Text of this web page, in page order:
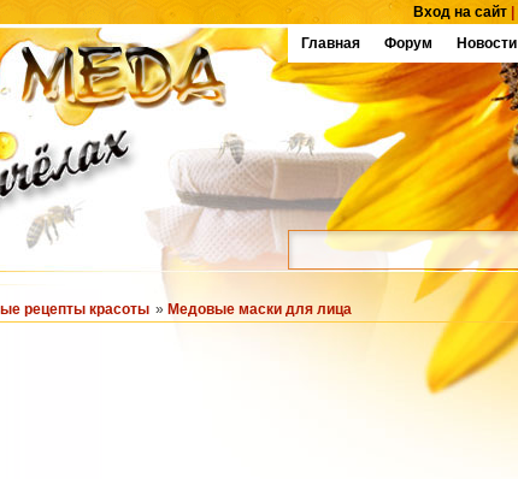
Вход на сайт
Главная
Форум Новости
рецепты красоты » Медовые маски для лица